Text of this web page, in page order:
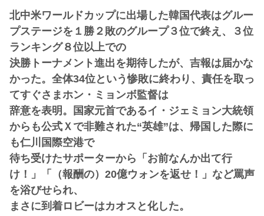
北中米ワールドカップに出場した韓国代表はグルー
プステージを１勝２敗のグループ３位で終え、３位
ランキング８位以上での
決勝トーナメント進出を期待したが、吉報は届かな
かった。全体34位という惨敗に終わり、責任を取っ
てすぐさまホン・ミョンボ監督は
辞意を表明。国家元首であるイ・ジェミョン大統領
からも公式Ｘで非難された“英雄”は、帰国した際に
も仁川国際空港で
待ち受けたサポーターから「お前なんか出て行
け！」「（報酬の）20億ウォンを返せ！」など罵声
を浴びせられ、
まさに到着ロビーはカオスと化した。